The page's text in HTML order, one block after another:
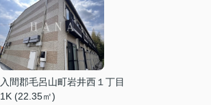
入間郡毛呂山町岩井西１丁目
1K (22.35㎡)